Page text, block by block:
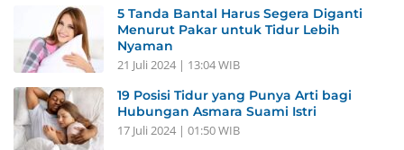
5 Tanda Bantal Harus Segera Diganti
Menurut Pakar untuk Tidur Lebih
Nyaman
21 Juli 2024 | 13:04 WIB
19 Posisi Tidur yang Punya Arti bagi
Hubungan Asmara Suami Istri
17 Juli 2024 | 01:50 WIB